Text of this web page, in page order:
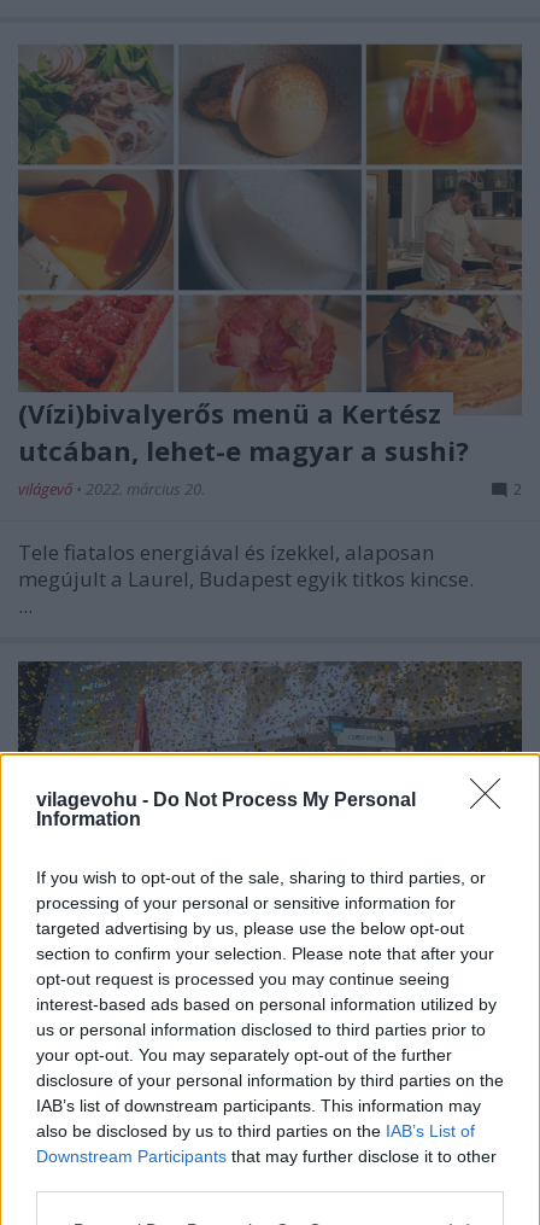
vilagevohu - Do Not Process My Personal
Information
If you wish to opt-out of the sale, sharing to third parties, or
processing of your personal or sensitive information for
targeted advertising by us, please use the below opt-out
section to confirm your selection. Please note that after your
opt-out request is processed you may continue seeing
interest-based ads based on personal information utilized by
us or personal information disclosed to third parties prior to
your opt-out. You may separately opt-out of the further
disclosure of your personal information by third parties on the
IAB’s list of downstream participants. This information may
also be disclosed by us to third parties on the IAB’s List of
Downstream Participants that may further disclose it to other
(Vízi)bivalyerős menü a Kertész
utcában, lehet-e magyar a sushi?
világevő • 2022. március 20. 2
Tele fiatalos energiával és ízekkel, alaposan
megújult a Laurel, Budapest egyik titkos kincse.
...
Így juthatsz be a Bocuse d'Orra - és
minden más fontos a Sirháról
világevő •2022. március 17.
Már csak kevesebb, mint egy hét van a Bocuse d'Or
európai döntőjéig, ami egy grandiózus HoReCa expó